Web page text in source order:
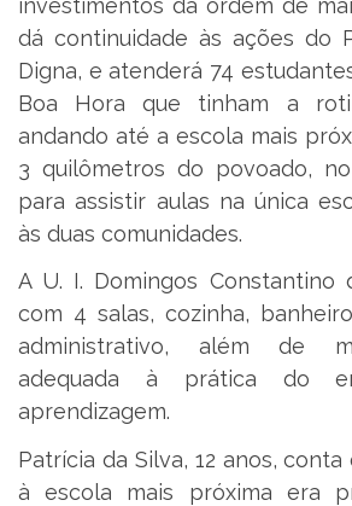
dá continuidade às ações do
Digna, e atenderá 74
Boa Hora que tinham a
andando até a escola mais
3 quilômetros do povoado,
para assistir aulas na única
às duas comunidades.
A U. I. Domingos Constantino
com 4 salas, cozinha,
administrativo, além de
adequada à prática do
aprendizagem.
Patrícia da Silva, 12 anos,
à escola mais próxima era